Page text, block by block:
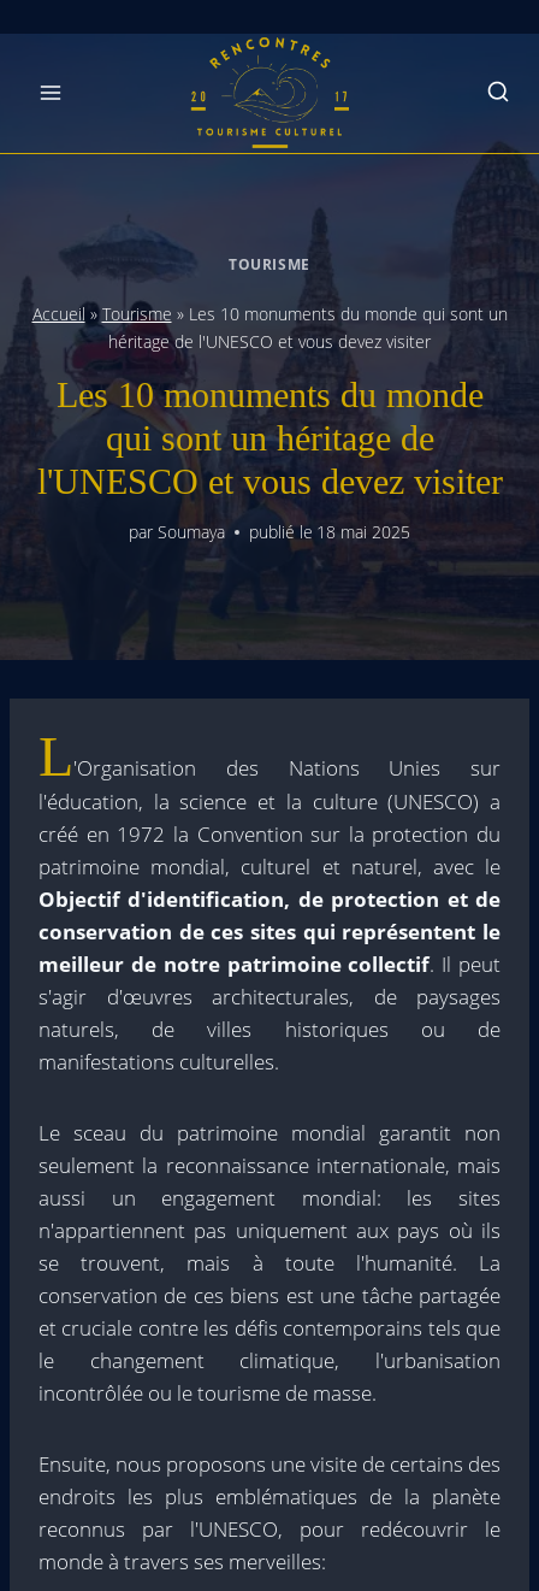
TOURISME
Accueil » Tourisme » Les 10 monuments du monde qui sont un
héritage de l'UNESCO et vous devez visiter
Les 10 monuments du monde
qui sont un héritage de
l'UNESCO et vous devez visiter
par Soumaya publié le 18 mai 2025
L'Organisation des Nations Unies sur
l'éducation, la science et la culture (UNESCO) a
créé en 1972 la Convention sur la protection du
patrimoine mondial, culturel et naturel, avec le
Objectif d'identification, de protection et de
conservation de ces sites qui représentent le
meilleur de notre patrimoine collectif. Il peut
s'agir d'œuvres architecturales, de paysages
naturels, de villes historiques ou de
manifestations culturelles.
Le sceau du patrimoine mondial garantit non
seulement la reconnaissance internationale, mais
aussi un engagement mondial: les sites
n'appartiennent pas uniquement aux pays où ils
se trouvent, mais à toute l'humanité. La
conservation de ces biens est une tâche partagée
et cruciale contre les défis contemporains tels que
le changement climatique, l'urbanisation
incontrôlée ou le tourisme de masse.
Ensuite, nous proposons une visite de certains des
endroits les plus emblématiques de la planète
reconnus par l'UNESCO, pour redécouvrir le
monde à travers ses merveilles: